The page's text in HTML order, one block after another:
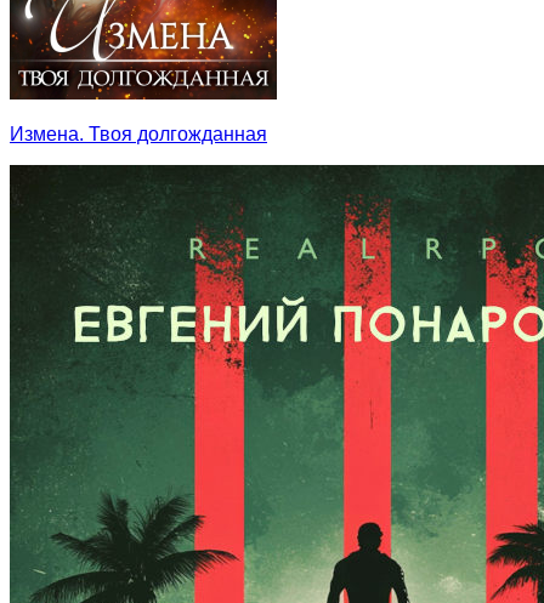
Измена. Твоя долгожданная